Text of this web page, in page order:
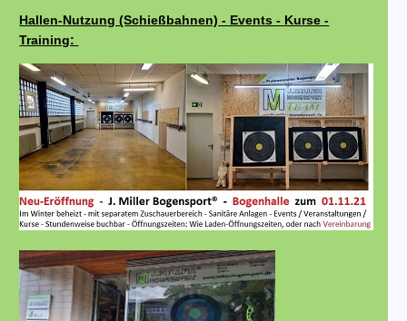
Hallen-Nutzung (Schießbahnen) - Events - Kurse -
Training: